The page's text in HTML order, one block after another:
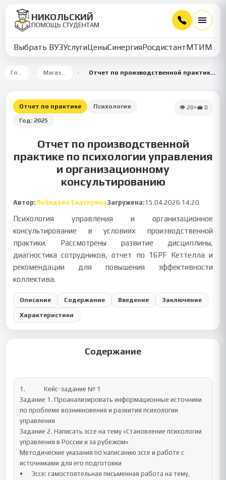
НИКОЛЬСКИЙ
ПОМОЩЬ СТУДЕНТАМ
Выбрать ВУЗУслугиЦеныСинергияРосдистантМТИММУ
Главная Магазин работ Отчет по производственной практике по психологии управления
Отчет по практике
Психология
Год: 2025
👁 20•💼 0
Отчет по производственной
практике по психологии управления
и организационному
консультированию
Автор:Лебедева ЕкатеринаЗагружена:15.04.2026 14:20
Психология управления и организационное
консультирование в условиях производственной
практики. Рассмотрены развитие дисциплины,
диагностика сотрудников, отчет по 16PF Кеттелла и
рекомендации для повышения эффективности
коллектива.
Описание Содержание Введение Заключение
Характеристики
Содержание
1.		Кейс-задание № 1
Задание 1. Проанализировать информационные источники
по проблеме возникновения и развития психологии
управления
Задание 2. Написать эссе на тему «Становление психологии
управления в России и за рубежом»
Методические указания по написанию эссе и работе с
источниками для его подготовки
•	Эссе: самостоятельная письменная работа на тему,